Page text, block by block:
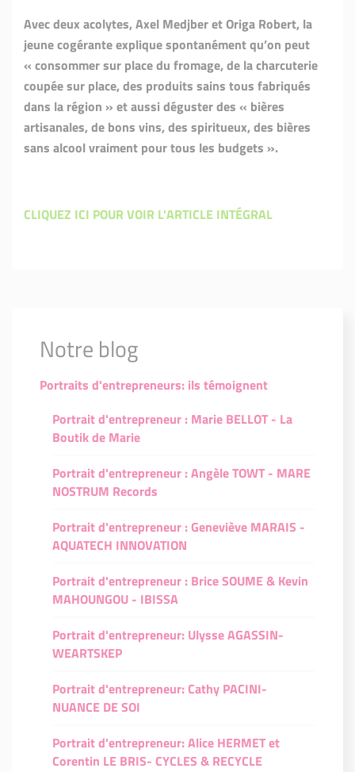
Avec deux acolytes, Axel Medjber et Origa Robert, la
jeune cogérante explique spontanément qu’on peut
« consommer sur place du fromage, de la charcuterie
coupée sur place, des produits sains tous fabriqués
dans la région » et aussi déguster des « bières
artisanales, de bons vins, des spiritueux, des bières
sans alcool vraiment pour tous les budgets ».
CLIQUEZ ICI POUR VOIR L'ARTICLE INTÉGRAL
Notre blog
Portraits d'entrepreneurs: ils témoignent
Portrait d'entrepreneur : Marie BELLOT - La
Boutik de Marie
Portrait d'entrepreneur : Angèle TOWT - MARE
NOSTRUM Records
Portrait d'entrepreneur : Geneviève MARAIS -
AQUATECH INNOVATION
Portrait d'entrepreneur : Brice SOUME & Kevin
MAHOUNGOU - IBISSA
Portrait d'entrepreneur: Ulysse AGASSIN-
WEARTSKEP
Portrait d'entrepreneur: Cathy PACINI-
NUANCE DE SOI
Portrait d'entrepreneur: Alice HERMET et
Corentin LE BRIS- CYCLES & RECYCLE